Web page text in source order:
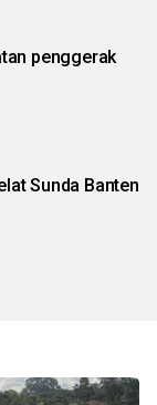
penggerak
Sunda Banten